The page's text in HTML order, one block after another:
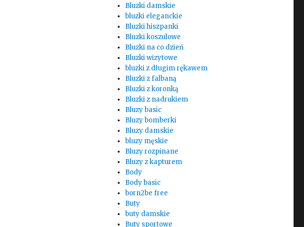
Bluzki damskie
bluzki eleganckie
Bluzki hiszpanki
Bluzki koszulowe
Bluzki na co dzień
Bluzki wizytowe
bluzki z długim rękawem
Bluzki z falbaną
Bluzki z koronką
Bluzki z nadrukiem
Bluzy basic
Bluzy bomberki
Bluzy damskie
bluzy męskie
Bluzy rozpinane
Bluzy z kapturem
Body
Body basic
born2be free
Buty
buty damskie
Buty sportowe